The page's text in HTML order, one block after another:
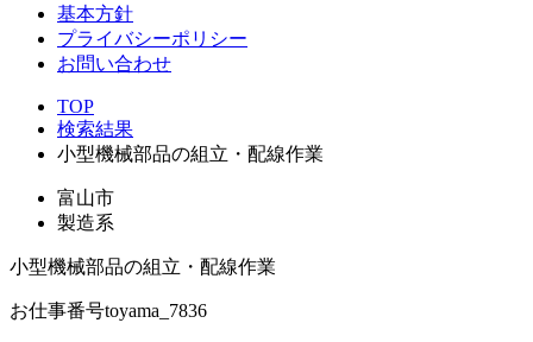
基本方針
プライバシーポリシー
お問い合わせ
TOP
検索結果
小型機械部品の組立・配線作業
富山市
製造系
小型機械部品の組立・配線作業
お仕事番号toyama_7836